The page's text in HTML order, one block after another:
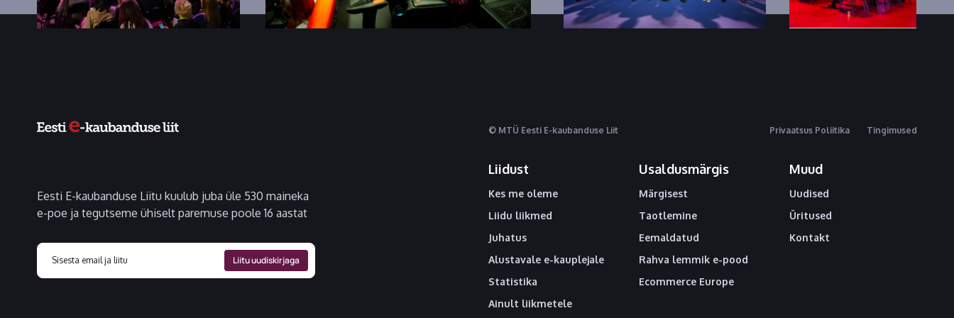
© MTÜ Eesti E-kaubanduse Liit Privaatsus Poliitika Tingimused
Eesti E-kaubanduse Liitu kuulub juba üle 530 maineka
e-poe ja tegutseme ühiselt paremuse poole 16 aastat
Liidust
Kes me oleme
Liidu liikmed
Juhatus
Alustavale e-kauplejale
Statistika
Ainult liikmetele
Usaldusmärgis
Märgisest
Taotlemine
Eemaldatud
Rahva lemmik e-pood
Ecommerce Europe
Muud
Uudised
Üritused
Kontakt